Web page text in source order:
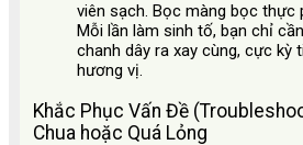
viên sạch. Bọc màng bọc thực
Mỗi lần làm sinh tố, bạn chỉ
chanh dây ra xay cùng, cực kỳ
hương vị.
Khắc Phục Vấn Đề
Chua hoặc Quá Lỏng